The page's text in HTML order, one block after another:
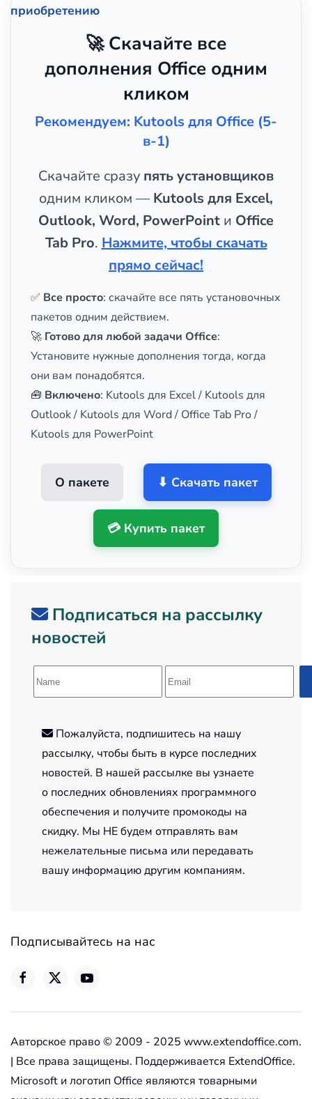
приобретению
🚀 Скачайте все
дополнения Office одним
кликом
Рекомендуем: Kutools для Office (5-
в-1)
Скачайте сразу пять установщиков
одним кликом — Kutools для Excel,
Outlook, Word, PowerPoint и Office
Tab Pro. Нажмите, чтобы скачать
прямо сейчас!
✅ Все просто: скачайте все пять установочных
пакетов одним действием.
🚀 Готово для любой задачи Office:
Установите нужные дополнения тогда, когда
они вам понадобятся.
🧰 Включено: Kutools для Excel / Kutools для
Outlook / Kutools для Word / Office Tab Pro /
Kutools для PowerPoint
О пакете ⬇ Скачать пакет
💳 Купить пакет
Подписаться на рассылку
новостей
Пожалуйста, подпишитесь на нашу
рассылку, чтобы быть в курсе последних
новостей. В нашей рассылке вы узнаете
о последних обновлениях программного
обеспечения и получите промокоды на
скидку. Мы НЕ будем отправлять вам
нежелательные письма или передавать
вашу информацию другим компаниям.
Подписывайтесь на нас
Авторское право © 2009 - 2025 www.extendoffice.com.
| Все права защищены. Поддерживается ExtendOffice.
Microsoft и логотип Office являются товарными